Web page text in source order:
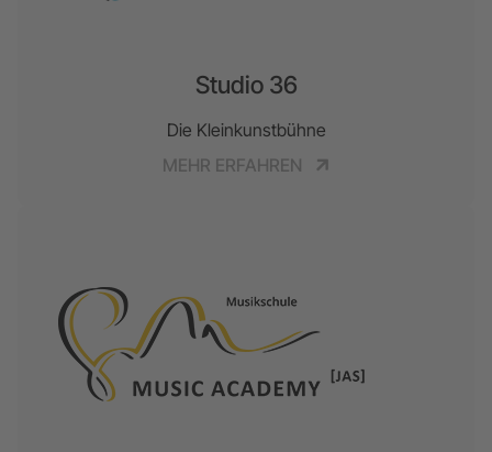
Studio 36
Die Kleinkunstbühne
MEHR ERFAHREN